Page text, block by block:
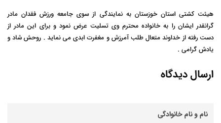
هیئت کشتی استان خوزستان به نمایندگی از سوی جامعه ورزش فقدان مادر
گرانقدر ایشان را به خانواده محترم وی تسلیت عرض نمود و برای این مادر از
دست رفته از خداوند متعال طلب آمرزش و مغفرت ابدی می نماید . روحش شاد و
یادش گرامی .
ارسال دیدگاه